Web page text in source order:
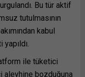
Bu tür aktif
tutulmasının
kabul
ile tüketici
aleyhine bozduğuna